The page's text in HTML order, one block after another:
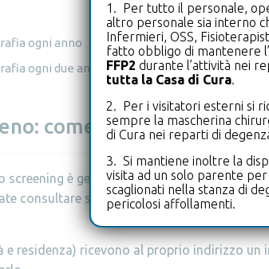
ogni anno
ogni due anni
come accedere
screening è gestito e coordinato
consultare sempre il proprio invito
e residenza) ricevono al proprio indirizzo
1. Per tutto il personale,
altro personale sia interno
Infermieri, OSS,
fatto obbligo di mantenere
FFP2 durante l’attività nei
tutta la Casa di Cura.
2. Per i visitatori esterni si
sempre la mascherina
di Cura nei reparti di
3. Si mantiene inoltre la
visita ad un solo parente
scaglionati nella stanza di
pericolosi affollamenti.